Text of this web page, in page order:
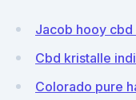
Jacob hooy
Cbd kristalle
Colorado pure